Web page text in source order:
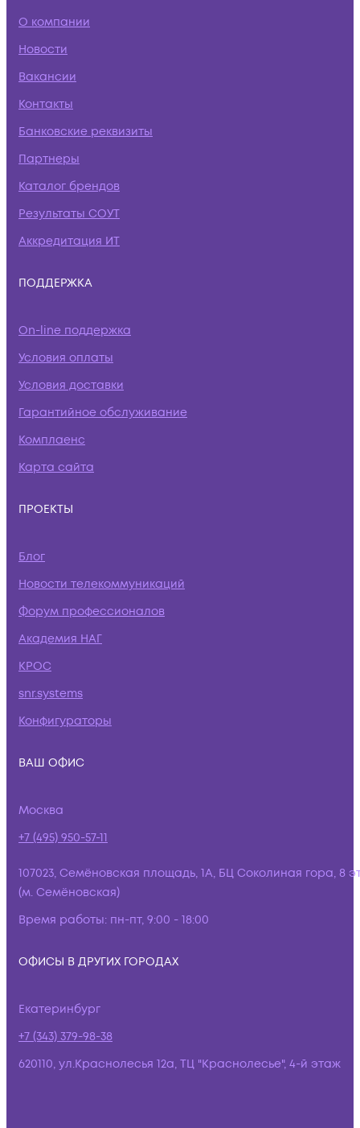
О компании
Новости
Вакансии
Контакты
Банковские реквизиты
Партнеры
Каталог брендов
Результаты СОУТ
Аккредитация ИТ
ПОДДЕРЖКА
On-line поддержка
Условия оплаты
Условия доставки
Гарантийное обслуживание
Комплаенс
Карта сайта
ПРОЕКТЫ
Блог
Новости телекоммуникаций
Форум профессионалов
Академия НАГ
КРОС
snr.systems
Конфигураторы
ВАШ ОФИС
Москва
+7 (495) 950-57-11
107023, Семёновская площадь, 1А, БЦ Соколиная гора, 8
(м. Семёновская)
Время работы: пн-пт, 9:00 - 18:00
ОФИСЫ В ДРУГИХ ГОРОДАХ
Екатеринбург
+7 (343) 379-98-38
620110, ул.Краснолесья 12а, ТЦ "Краснолесье", 4-й этаж